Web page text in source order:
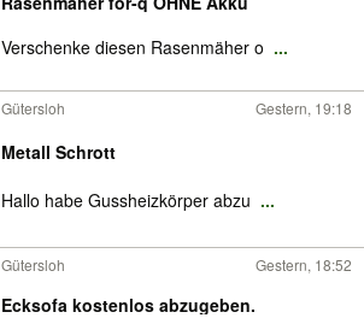
Verschenke diesen Rasenmäher o ...
Gütersloh Gestern, 19:18
Metall Schrott
Hallo habe Gussheizkörper abzu ...
Gütersloh Gestern, 18:52
Ecksofa kostenlos abzugeben.